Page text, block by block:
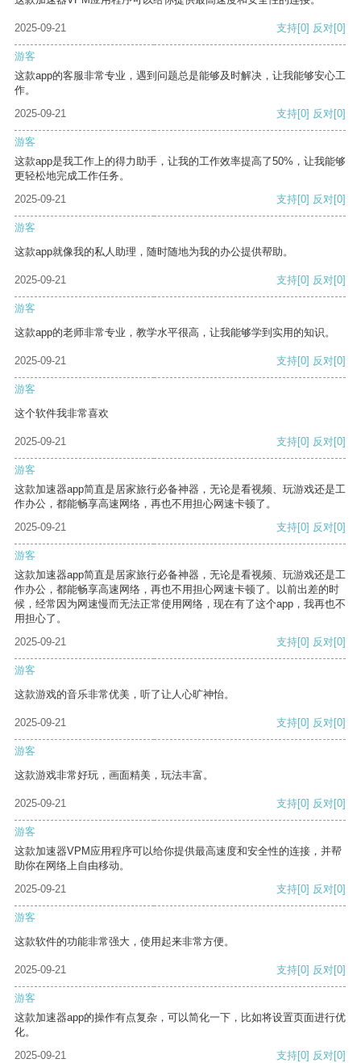
2025-09-21 支持[0] 反对[0]
游客
这款app的客服非常专业，遇到问题总是能够及时解决，让我能够安心工
作。
2025-09-21
支持[0] 反对[0]
游客
这款app是我工作上的得力助手，让我的工作效率提高了50%，让我能够
更轻松地完成工作任务。
2025-09-21
支持[0] 反对[0]
游客
这款app就像我的私人助理，随时随地为我的办公提供帮助。
2025-09-21 支持[0] 反对[0]
游客
这款app的老师非常专业，教学水平很高，让我能够学到实用的知识。
2025-09-21 支持[0] 反对[0]
游客
这个软件我非常喜欢
2025-09-21 支持[0] 反对[0]
游客
这款加速器app简直是居家旅行必备神器，无论是看视频、玩游戏还是工
作办公，都能畅享高速网络，再也不用担心网速卡顿了。
2025-09-21
支持[0] 反对[0]
游客
这款加速器app简直是居家旅行必备神器，无论是看视频、玩游戏还是工
作办公，都能畅享高速网络，再也不用担心网速卡顿了。以前出差的时
候，经常因为网速慢而无法正常使用网络，现在有了这个app，我再也不
用担心了。
2025-09-21
支持[0] 反对[0]
游客
这款游戏的音乐非常优美，听了让人心旷神怡。
2025-09-21 支持[0] 反对[0]
游客
这款游戏非常好玩，画面精美，玩法丰富。
2025-09-21 支持[0] 反对[0]
游客
这款加速器VPM应用程序可以给你提供最高速度和安全性的连接，并帮
助你在网络上自由移动。
2025-09-21
支持[0] 反对[0]
游客
这款软件的功能非常强大，使用起来非常方便。
2025-09-21 支持[0] 反对[0]
游客
这款加速器app的操作有点复杂，可以简化一下，比如将设置页面进行优
化。
2025-09-21
支持[0] 反对[0]